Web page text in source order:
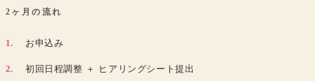
2ヶ月の流れ
お申込み
初回日程調整 ＋ ヒアリングシート提出